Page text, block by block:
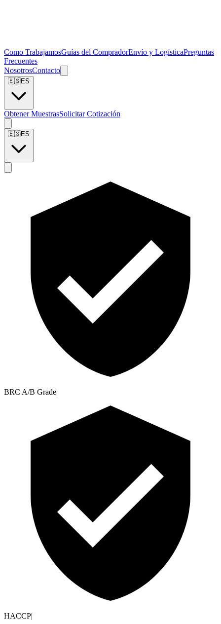
Como TrabajamosGuías del CompradorEnvío y LogísticaPreguntas
Frecuentes
NosotrosContacto
🇪🇸ES
Obtener MuestrasSolicitar Cotización
🇪🇸ES
BRC A/B Grade|
HACCP|